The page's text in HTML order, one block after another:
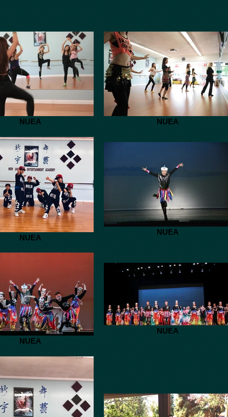
NUEA NUEA
NUEA
NUEA
NUEA
NUEA